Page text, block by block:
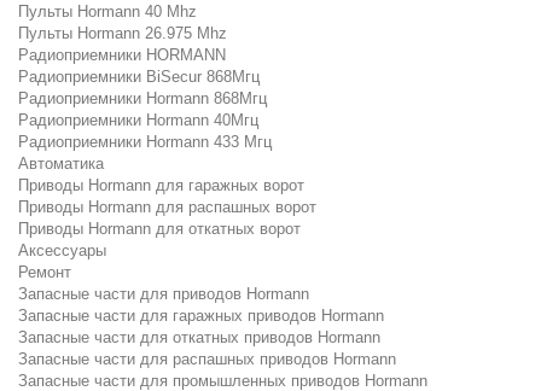
Пульты Hormann 40 Mhz
Пульты Hormann 26.975 Mhz
Радиоприемники HORMANN
Радиоприемники BiSecur 868Мгц
Радиоприемники Hormann 868Мгц
Радиоприемники Hormann 40Мгц
Радиоприемники Hormann 433 Мгц
Автоматика
Приводы Hormann для гаражных ворот
Приводы Hormann для распашных ворот
Приводы Hormann для откатных ворот
Аксессуары
Ремонт
Запасные части для приводов Hormann
Запасные части для гаражных приводов Hormann
Запасные части для откатных приводов Hormann
Запасные части для распашных приводов Hormann
Запасные части для промышленных приводов Hormann